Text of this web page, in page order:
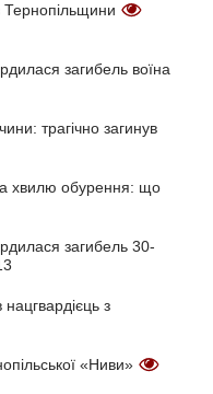
Тернопільщини
загибель воїна
трагічно загинув
хвилю обурення: що
загибель 30-
з
«Ниви»